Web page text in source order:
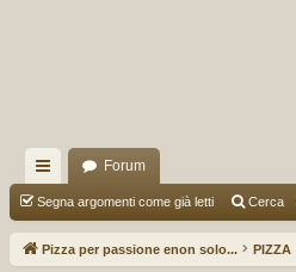
oll
eg
Forum
Segna argomenti come già letti Cerca
Pizza per passione enon solo... PIZZA